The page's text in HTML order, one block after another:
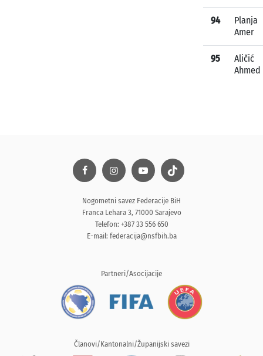
94
Planja
Amer
95
Aličić
Ahmed
Nogometni savez Federacije BiH
Franca Lehara 3, 71000 Sarajevo
Telefon: +387 33 556 650
E-mail: federacija@nsfbih.ba
Partneri/Asocijacije
Članovi/Kantonalni/Županijski savezi